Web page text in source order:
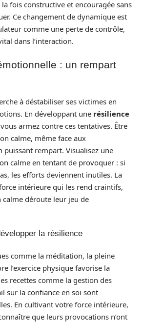
la fois constructive et encouragée sans
Ce changement de dynamique est
comme une perte de contrôle,
dans l’interaction.
: un rempart
à déstabiliser ses victimes en
En développant une résilience
armez contre ces tentatives. Être
calme, même face aux
puissant rempart. Visualisez une
calme en tentant de provoquer : si
les efforts deviennent inutiles. La
intérieure qui les rend craintifs,
déroute leur jeu de
la résilience
comme la méditation, la pleine
l’exercice physique favorise la
recettes comme la gestion des
sur la confiance en soi sont
En cultivant votre force intérieure,
que leurs provocations n’ont